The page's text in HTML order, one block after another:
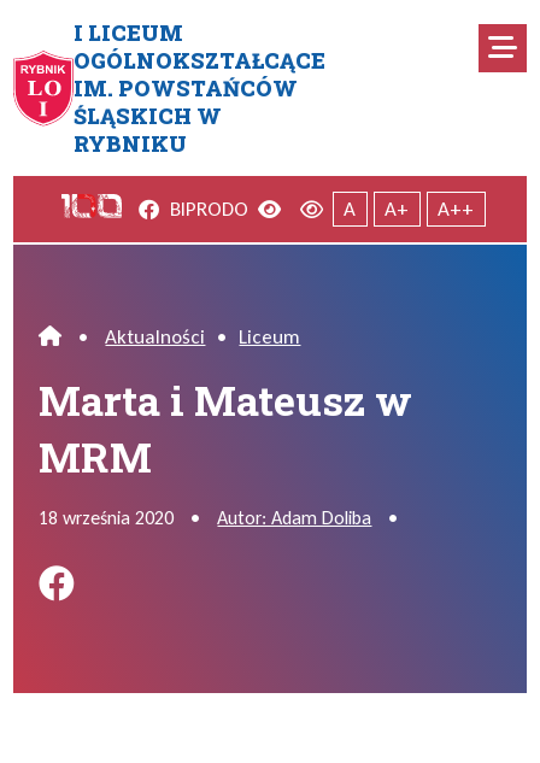
I LICEUM
OGÓLNOKSZTAŁCĄCE
IM. POWSTAŃCÓW
ŚLĄSKICH W
RYBNIKU
Marta i Mateusz w MRM
Facebook
BIPRODO Wersja kontrastowa
Wersja domyślna
A A+ A++
Home
• Aktualności • Liceum
Marta i Mateusz w
MRM
18 września 2020 • Autor: Adam Doliba •
Podziel się na FB